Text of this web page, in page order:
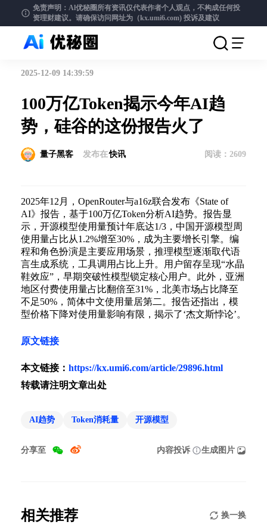
免责声明：Al优秘圈所有资讯仅代表作者个人观点，不构成任何投
资理财建议。请确保访问网址为（kx.umi6.com) 投诉及建议
2025-12-09 14:39:59
100万亿Token揭示今年AI趋
势，硅谷的这份报告火了
量子黑客 发布在快讯 阅读： 2609
2025年12月，OpenRouter与a16z联合发布《State of
AI》报告，基于100万亿Token分析AI趋势。报告显
示，开源模型使用量预计年底达1/3，中国开源模型周
使用量占比从1.2%增至30%，成为主要增长引擎。编
程和角色扮演是主要应用场景，推理模型逐渐取代语
言生成系统，工具调用占比上升。用户留存呈现“水晶
鞋效应”，早期突破性模型锁定核心用户。此外，亚洲
地区付费使用量占比翻倍至31%，北美市场占比降至
不足50%，简体中文使用量居第二。报告还指出，模
型价格下降对使用量影响有限，揭示了‘杰文斯悖论’。
原文链接
本文链接： https://kx.umi6.com/article/29896.html
转载请注明文章出处
AI趋势 Token消耗量 开源模型
分享至 内容投诉 生成图片
相关推荐 换一换